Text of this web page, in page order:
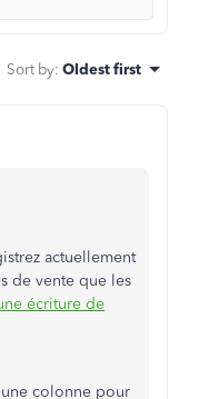
Sort by: Oldest first
actuellement
de vente que les
écriture de
colonne pour